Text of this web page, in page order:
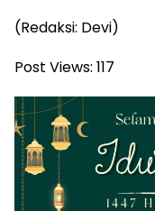
(Redaksi: Devi)
Post Views: 117